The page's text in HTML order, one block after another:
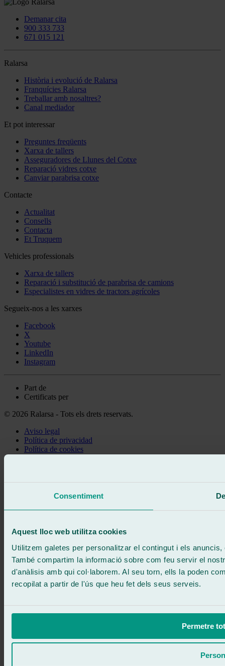
Consentiment
Aquest lloc web utilitza cookies
Utilitzem galetes per personalitzar el contingut i els
També compartim la informació sobre com feu servir el
d'anàlisis amb qui col·laborem. Al seu torn, ells la poden
recopilat a partir de l'ús que heu fet dels seus serveis.
Permetre
Demanar cita
900 333 733
671 015 121
Ralarsa
Història i evolució de Ralarsa
Franquícies Ralarsa
Treballar amb nosaltres?
Canal mediador
Et pot interessar
Preguntes freqüents
Xarxa de tallers
Asseguradores de Llunes del Cotxe
Reparació vidres cotxe
Canviar parabrisa cotxe
Contacte
Actualitat
Consells
Contacta
Et Truquem
Vehicles professionals
Xarxa de tallers
Reparació i substitució de parabrisa de camions
Especialistes en vidres de tractors agrícoles
Segueix-nos a les xarxes
Facebook
X
Youtube
LinkedIn
Instagram
Part de
Certificats per
© 2026 Ralarsa - Tots els drets reservats.
Aviso legal
Política de privacidad
Política de cookies
Et truquem
Sense compromís
Escriu-nos
ATENCIÓ 24/7 Contacta'ns